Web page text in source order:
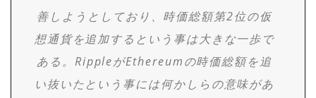
善しようとしており、時価総額第2位の仮
想通貨を追加するという事は大きな一歩で
ある。RippleがEthereumの時価総額を追
い抜いたという事には何かしらの意味があ